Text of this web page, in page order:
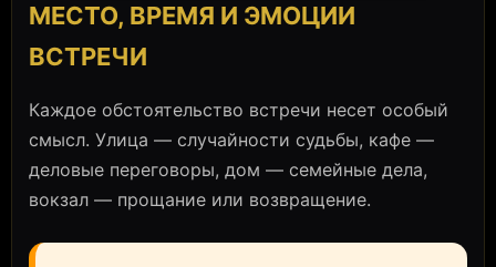
МЕСТО, ВРЕМЯ И ЭМОЦИИ
ВСТРЕЧИ
Каждое обстоятельство встречи несет особый
смысл. Улица — случайности судьбы, кафе —
деловые переговоры, дом — семейные дела,
вокзал — прощание или возвращение.